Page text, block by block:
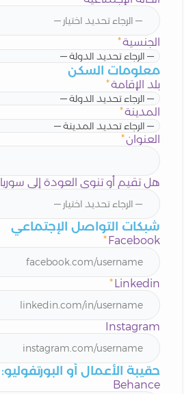
الجنسية*
— الرجاء تحديد الدولة —
معلومات السكن
بلد الإقامة*
— الرجاء تحديد الدولة —
المدينة*
— الرجاء تحديد المدينة —
العنوان*
هل تقيم أو تنوي العودة إلى سوريا
شبكات التواصل الإجتماعي
Facebook
*
Linkedin
*
Instagram
حقيبة الأعمال أو البورتفوليو:
Behance